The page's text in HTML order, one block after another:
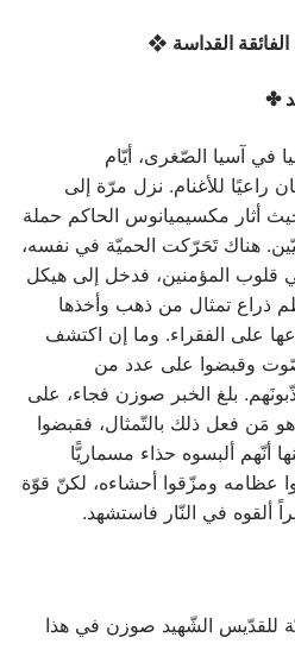
الفائقة القداسة ❖
✤
آسيا الصّغرى، أيّام
راعيًا للأغنام. نزل مرّة إلى
أثار مكسيميانوس الحاكم حملة
هناك تَحَرّكت الحميّة في نفسه،
قلوب المؤمنين، فدخل إلى هيكل
ذراع تمثال من ذهب وأخذها
على الفقراء. وما إن اكتشف
وقبضوا على عدد من
بلغ الخبر صوزن فجاء، على
مَن فعل ذلك بالتّمثال، فقبضوا
أنّهم ألبسوه حذاء مسماريًّا
عظامه ومزّقوا أحشاءه، لكنّ قوّة
ألقوه في النّار فاستشهد.
للقدّيس الشّهيد صوزن في هذا